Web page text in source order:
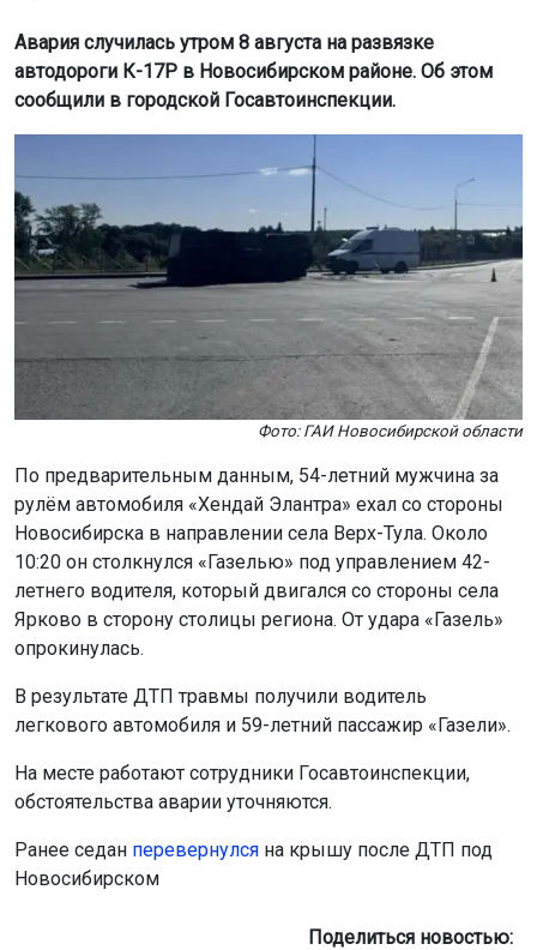
Авария случилась утром 8 августа на развязке
автодороги К-17Р в Новосибирском районе. Об этом
сообщили в городской Госавтоинспекции.
Фото: ГАИ Новосибирской области
По предварительным данным, 54-летний мужчина за
рулём автомобиля «Хендай Элантра» ехал со стороны
Новосибирска в направлении села Верх-Тула. Около
10:20 он столкнулся «Газелью» под управлением 42-
летнего водителя, который двигался со стороны села
Ярково в сторону столицы региона. От удара «Газель»
опрокинулась.
В результате ДТП травмы получили водитель
легкового автомобиля и 59-летний пассажир «Газели».
На месте работают сотрудники Госавтоинспекции,
обстоятельства аварии уточняются.
Ранее седан перевернулся на крышу после ДТП под
Новосибирском
Поделиться новостью: